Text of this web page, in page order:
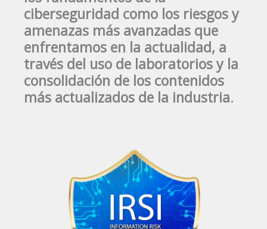
ciberseguridad como los riesgos y
amenazas más avanzadas que
enfrentamos en la actualidad, a
través del uso de laboratorios y la
consolidación de los contenidos
más actualizados de la industria.